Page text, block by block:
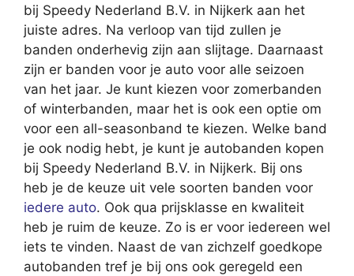
bij Speedy Nederland B.V. in Nijkerk aan het
juiste adres. Na verloop van tijd zullen je
banden onderhevig zijn aan slijtage. Daarnaast
zijn er banden voor je auto voor alle seizoen
van het jaar. Je kunt kiezen voor zomerbanden
of winterbanden, maar het is ook een optie om
voor een all-seasonband te kiezen. Welke band
je ook nodig hebt, je kunt je autobanden kopen
bij Speedy Nederland B.V. in Nijkerk. Bij ons
heb je de keuze uit vele soorten banden voor
iedere auto. Ook qua prijsklasse en kwaliteit
heb je ruim de keuze. Zo is er voor iedereen wel
iets te vinden. Naast de van zichzelf goedkope
autobanden tref je bij ons ook geregeld een